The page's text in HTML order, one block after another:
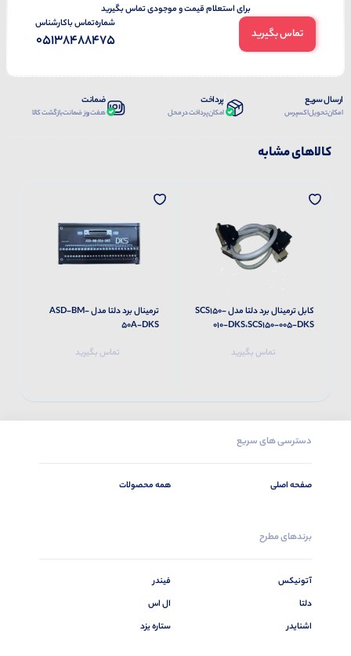
برای استعلام قیمت و موجودی تماس بگیرید
تماس بگیرید
شماره‌تماس‌ با‌کارشناس
05138488475
ارسال سریع
امکان تحویل اکسپرس
پرداخت
امکان پرداخت در محل
ضمانت
هفت روز ضمانت بازگشت کالا
کالاهای مشابه
کابل ترمینال برد دلتا مدل SCS150-
010-DKS،SCS150-005-DKS
تماس بگیرید
ترمینال برد دلتا مدل ASD-BM-
50A-DKS
تماس بگیرید
دسترسی های سریع
صفحه اصلی همه محصولات
برندهای مطرح
آتونیکس
دلتا
اشنایدر
فیندر
ال اس
ستاره یزد